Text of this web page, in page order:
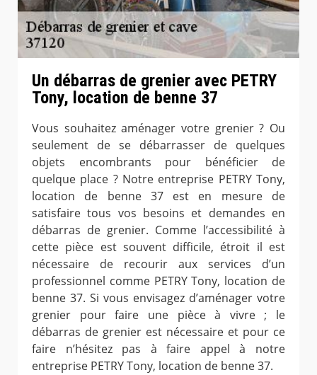
Un débarras de grenier avec PETRY
Tony, location de benne 37
Vous souhaitez aménager votre grenier ? Ou
seulement de se débarrasser de quelques
objets encombrants pour bénéficier de
quelque place ? Notre entreprise PETRY Tony,
location de benne 37 est en mesure de
satisfaire tous vos besoins et demandes en
débarras de grenier. Comme l’accessibilité à
cette pièce est souvent difficile, étroit il est
nécessaire de recourir aux services d’un
professionnel comme PETRY Tony, location de
benne 37. Si vous envisagez d’aménager votre
grenier pour faire une pièce à vivre ; le
débarras de grenier est nécessaire et pour ce
faire n’hésitez pas à faire appel à notre
entreprise PETRY Tony, location de benne 37.